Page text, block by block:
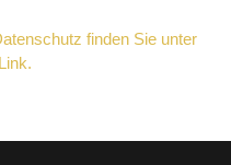
finden Sie unter